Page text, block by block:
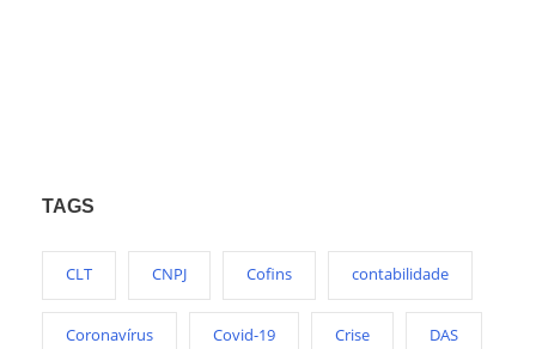
TAGS
CLT CNPJ Cofins contabilidade
Coronavírus Covid-19 Crise DAS